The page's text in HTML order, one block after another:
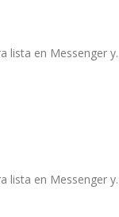
lista en Messenger
lista en Messenger